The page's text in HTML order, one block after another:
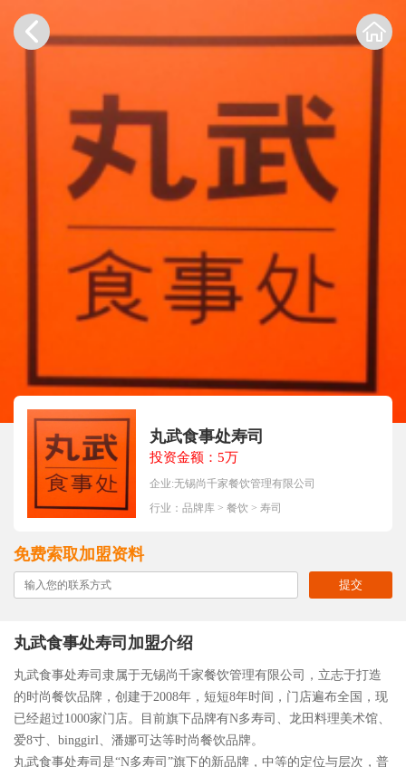
丸武食事处寿司
投资金额：5万
企业:无锡尚千家餐饮管理有限公司
行业： 品牌库 > 餐饮 > 寿司
免费索取加盟资料
提交
丸武食事处寿司加盟介绍
丸武食事处寿司隶属于无锡尚千家餐饮管理有限公司，立志于打造
的时尚餐饮品牌，创建于2008年，短短8年时间，门店遍布全国，现
已经超过1000家门店。目前旗下品牌有N多寿司、龙田料理美术馆、
爱8寸、binggirl、潘娜可达等时尚餐饮品牌。
丸武食事处寿司是“N多寿司”旗下的新品牌，中等的定位与层次，普